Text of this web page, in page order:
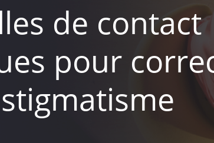
de contact
pour